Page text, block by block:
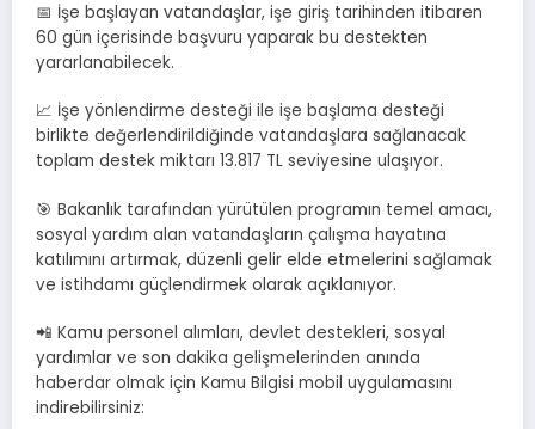
📅 İşe başlayan vatandaşlar, işe giriş tarihinden itibaren
60 gün içerisinde başvuru yaparak bu destekten
yararlanabilecek.
📈 İşe yönlendirme desteği ile işe başlama desteği
birlikte değerlendirildiğinde vatandaşlara sağlanacak
toplam destek miktarı 13.817 TL seviyesine ulaşıyor.
🎯 Bakanlık tarafından yürütülen programın temel amacı,
sosyal yardım alan vatandaşların çalışma hayatına
katılımını artırmak, düzenli gelir elde etmelerini sağlamak
ve istihdamı güçlendirmek olarak açıklanıyor.
📲 Kamu personel alımları, devlet destekleri, sosyal
yardımlar ve son dakika gelişmelerinden anında
haberdar olmak için Kamu Bilgisi mobil uygulamasını
indirebilirsiniz: